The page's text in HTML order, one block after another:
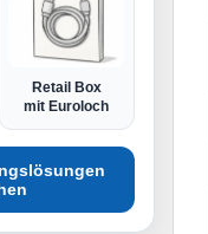
Retail Box
mit Euroloch